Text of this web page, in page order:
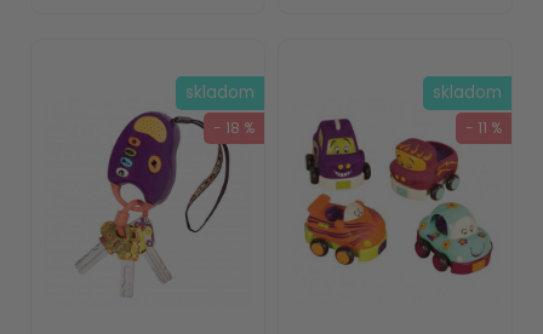
skladom
- 18 %
skladom
- 11 %